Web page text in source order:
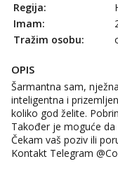
Regija:
Imam:
Tražim osobu:
OPIS
Šarmantna sam,
inteligentna i
koliko god želite.
Također je moguće
Čekam vaš poziv ili
Kontakt Telegram